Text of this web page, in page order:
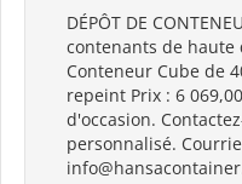
DÉPÔT DE
contenants de
Conteneur Cube de
repeint Prix ​​: 6
d'occasion.
personnalisé.